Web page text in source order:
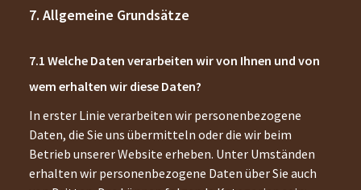
Allgemeine Grundsätze
Welche Daten verarbeiten wir von Ihnen und von
wem erhalten wir diese Daten?
In erster Linie verarbeiten wir personenbezogene
Daten, die Sie uns übermitteln oder die wir beim
Betrieb unserer Website erheben. Unter Umständen
erhalten wir personenbezogene Daten über Sie auch